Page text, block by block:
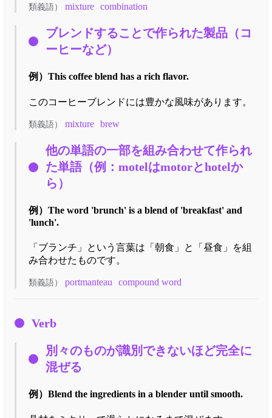
類義語） mixture combination
ブレンドすることで作られた製品（コ
ーヒーなど）
例） This coffee blend has a rich flavor.
このコーヒーブレンドには豊かな風味があります。
類義語） mixture brew
他の単語の一部を組み合わせて作られ
た単語（例：motelはmotorとhotelか
ら）
例） The word 'brunch' is a blend of 'breakfast' and
'lunch'.
「ブランチ」という言葉は「朝食」と「昼食」を組
み合わせたものです。
類義語） portmanteau compound word
Verb
別々のものが識別できないほど完全に
混ぜる
例） Blend the ingredients in a blender until smooth.